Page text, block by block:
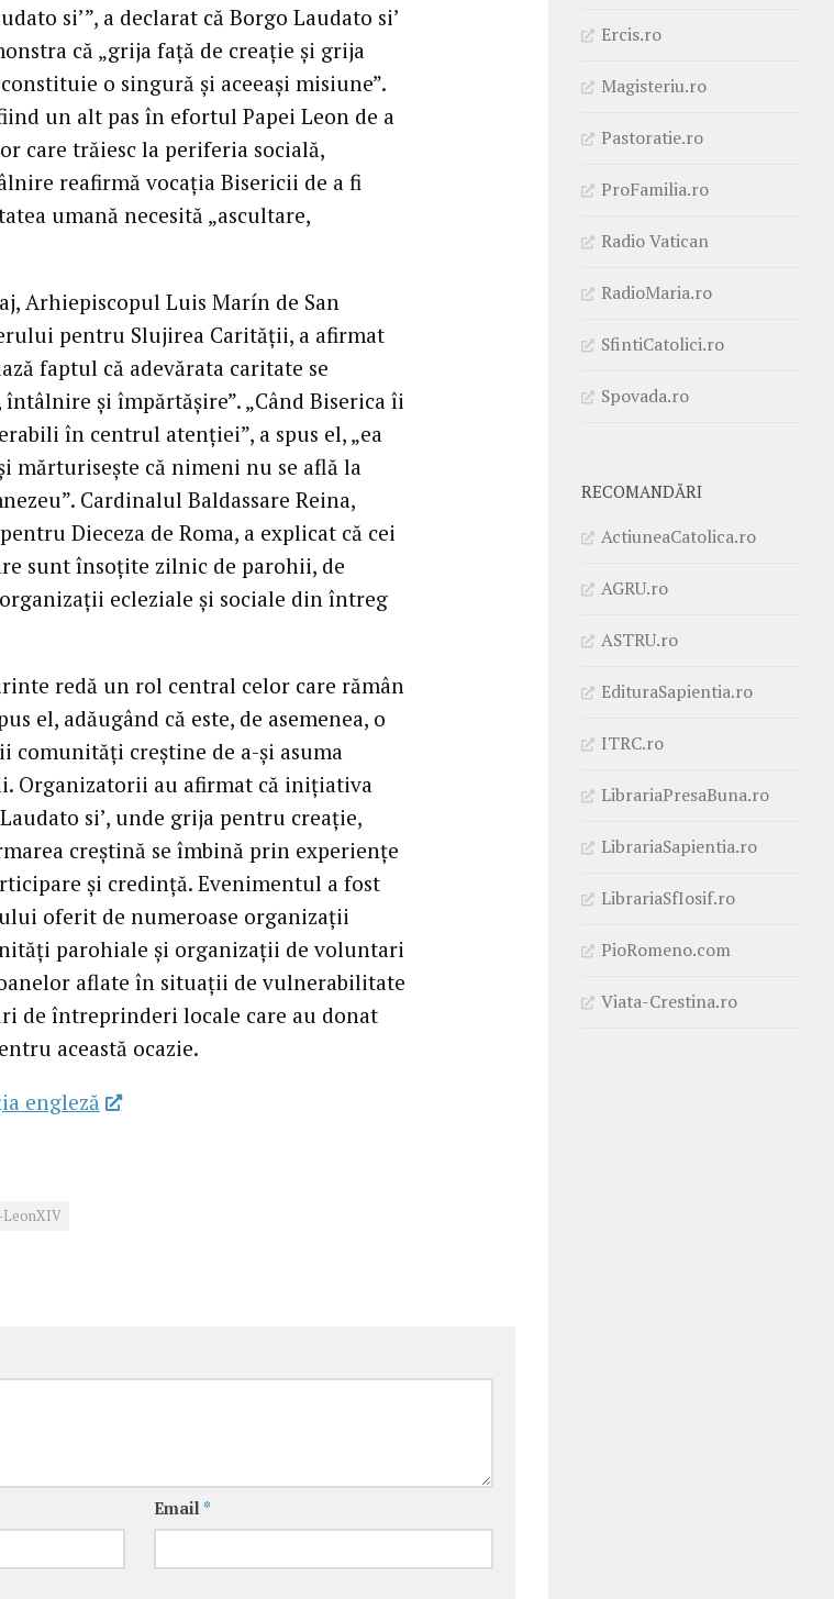
si’”, a declarat că Borgo Laudato si’
că „grija față de creație și grija
o singură și aceeași misiune”.
un alt pas în efortul Papei Leon de a
care trăiesc la periferia socială,
reafirmă vocația Bisericii de a fi
umană necesită „ascultare,
Arhiepiscopul Luis Marín de San
pentru Slujirea Carității, a afirmat
faptul că adevărata caritate se
și împărtășire”. „Când Biserica îi
în centrul atenției”, a spus el, „ea
mărturisește că nimeni nu se află la
Cardinalul Baldassare Reina,
Dieceza de Roma, a explicat că cei
sunt însoțite zilnic de parohii, de
ecleziale și sociale din întreg
redă un rol central celor care rămân
el, adăugând că este, de asemenea, o
comunități creștine de a-și asuma
Organizatorii au afirmat că inițiativa
si’, unde grija pentru creație,
creștină se îmbină prin experiențe
și credință. Evenimentul a fost
oferit de numeroase organizații
parohiale și organizații de voluntari
aflate în situații de vulnerabilitate
de întreprinderi locale care au donat
această ocazie.
engleză
LeonXIV
Email *
Ercis.ro
Magisteriu.ro
Pastoratie.ro
ProFamilia.ro
Radio Vatican
RadioMaria.ro
SfintiCatolici.ro
Spovada.ro
RECOMANDĂRI
ActiuneaCatolica.ro
AGRU.ro
ASTRU.ro
EdituraSapientia.ro
ITRC.ro
LibrariaPresaBuna.ro
LibrariaSapientia.ro
LibrariaSfIosif.ro
PioRomeno.com
Viata-Crestina.ro